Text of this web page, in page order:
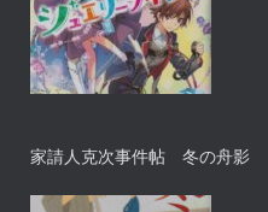
家請人克次事件帖 冬の舟影